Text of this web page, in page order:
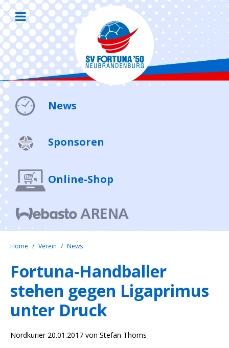
News
Sponsoren
Online-Shop
Home Verein News
Fortuna-Handballer
stehen gegen Ligaprimus
unter Druck
Nordkurier 20.01.2017 von Stefan Thoms